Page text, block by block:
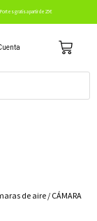
Portes gratis a partir de 25€
de aire / CÁMARA